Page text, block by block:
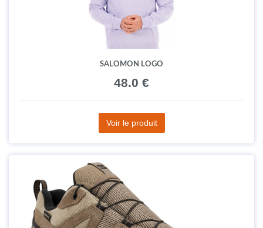
SALOMON LOGO
48.0 €
Voir le produit